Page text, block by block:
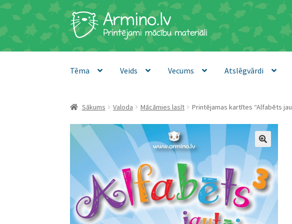
Skip
to
navigation
Skip
to
content
Tēma Veids Vecums Atslēgvārdi
Sākums Valoda Mācāmies lasīt Printējamas kartītes “Alfabēts